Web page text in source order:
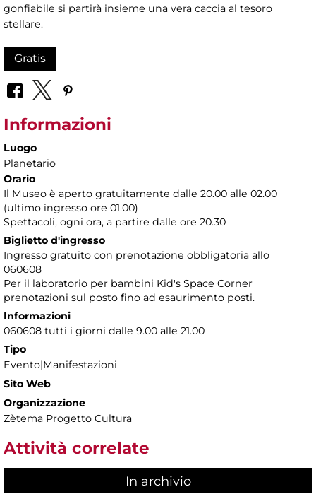
gonfiabile si partirà insieme una vera caccia al tesoro
stellare.
Gratis
Informazioni
Luogo
Planetario
Orario
Il Museo è aperto gratuitamente dalle 20.00 alle 02.00
(ultimo ingresso ore 01.00)
Spettacoli, ogni ora, a partire dalle ore 20.30
Biglietto d'ingresso
Ingresso gratuito con prenotazione obbligatoria allo
060608
Per il laboratorio per bambini Kid's Space Corner
prenotazioni sul posto fino ad esaurimento posti.
Informazioni
060608 tutti i giorni dalle 9.00 alle 21.00
Tipo
Evento|Manifestazioni
Sito Web
Organizzazione
Zètema Progetto Cultura
Attività correlate
In archivio